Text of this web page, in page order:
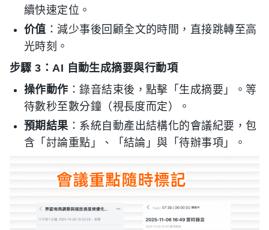
續快速定位。
价值 ：減少事後回顧全文的時間，直接跳轉至高
光時刻。
步驟 3：AI 自動生成摘要與行動項
操作動作 ：錄音結束後，點擊「生成摘要」。等
待數秒至數分鐘（視長度而定）。
預期結果 ：系統自動產出結構化的會議紀要，包
含「討論重點」、「結論」與「待辦事項」。